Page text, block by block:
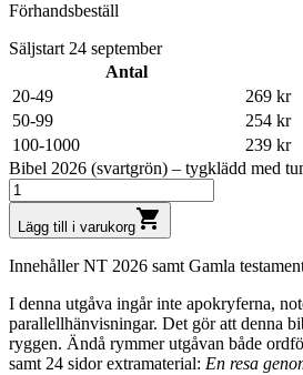
Förhandsbeställ
Säljstart 24 september
Antal
20-49
269 kr
50-99
254 kr
100-1000
239 kr
Bibel 2026 (svartgrön) – tygklädd med
Lägg till i varukorgshopping_cart
Innehåller NT 2026 samt Gamla
I denna utgåva ingår inte apokryferna,
parallellhänvisningar. Det gör att denna
ryggen. Ändå rymmer utgåvan både
samt 24 sidor extramaterial: En resa